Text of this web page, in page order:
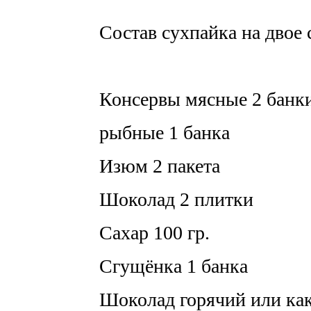
Состав сухпайка на двое
Консервы мясные 2
рыбные 1 банка
Изюм 2 пакета
Шоколад 2 плитки
Сахар 100 гр.
Сгущёнка 1 банка
Шоколад горячий или